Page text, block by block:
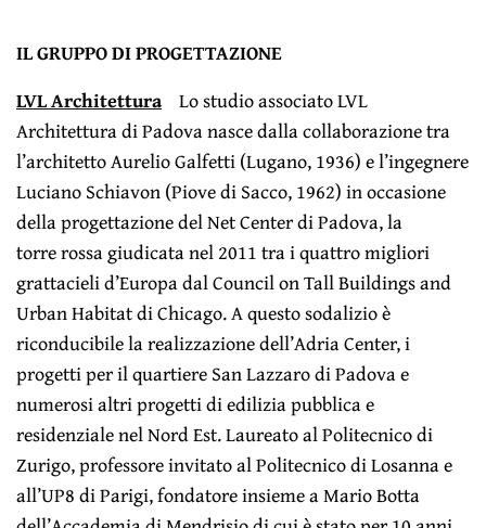
IL GRUPPO DI PROGETTAZIONE
LVL Architettura Lo studio associato LVL
Architettura di Padova nasce dalla collaborazione tra
l’architetto Aurelio Galfetti (Lugano, 1936) e l’ingegnere
Luciano Schiavon (Piove di Sacco, 1962) in occasione
della progettazione del Net Center di Padova, la
torre rossa giudicata nel 2011 tra i quattro migliori
grattacieli d’Europa dal Council on Tall Buildings and
Urban Habitat di Chicago. A questo sodalizio è
riconducibile la realizzazione dell’Adria Center, i
progetti per il quartiere San Lazzaro di Padova e
numerosi altri progetti di edilizia pubblica e
residenziale nel Nord Est. Laureato al Politecnico di
Zurigo, professore invitato al Politecnico di Losanna e
all’UP8 di Parigi, fondatore insieme a Mario Botta